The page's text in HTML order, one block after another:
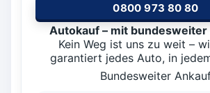
0800 973 80 80
Autokauf – mit bundesweiter
Kein Weg ist uns zu weit –
garantiert jedes Auto, in
Bundesweiter